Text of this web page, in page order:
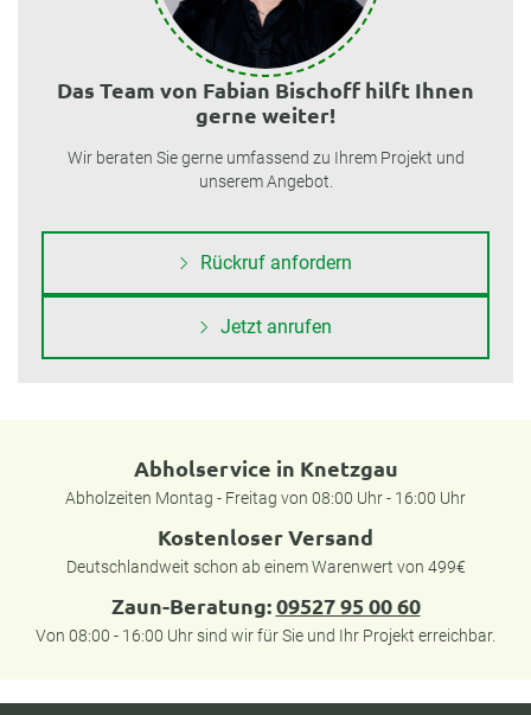
Das Team von Fabian Bischoff hilft Ihnen
gerne weiter!
Wir beraten Sie gerne umfassend zu Ihrem Projekt und
unserem Angebot.
Rückruf anfordern
Jetzt anrufen
Abholservice in Knetzgau
Abholzeiten Montag - Freitag von 08:00 Uhr - 16:00 Uhr
Kostenloser Versand
Deutschlandweit schon ab einem Warenwert von 499€
Zaun-Beratung:09527 95 00 60
Von 08:00 - 16:00 Uhr sind wir für Sie und Ihr Projekt erreichbar.